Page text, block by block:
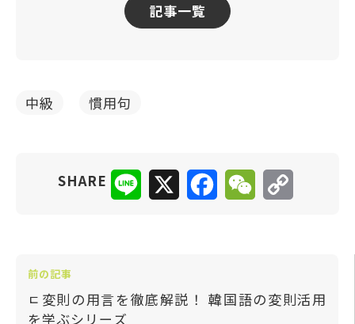
記事一覧
中級 慣用句
SHARE Line FacebookWeChat
前の記事
ㄷ変則の用言を徹底解説！ 韓国語の変則活用
を学ぶシリーズ